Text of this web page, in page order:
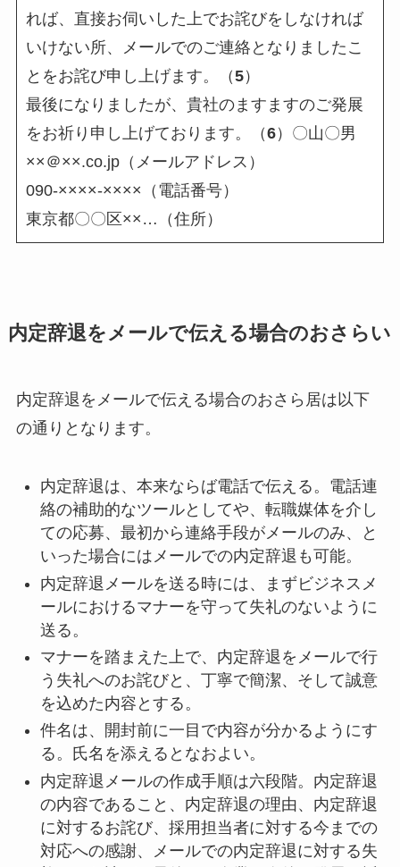
れば、直接お伺いした上でお詫びをしなければ
いけない所、メールでのご連絡となりましたこ
とをお詫び申し上げます。（5）
最後になりましたが、貴社のますますのご発展
をお祈り申し上げております。（6）〇山〇男
××＠××.co.jp（メールアドレス）
090-××××-××××（電話番号）
東京都〇〇区××…（住所）
内定辞退をメールで伝える場合のおさらい
内定辞退をメールで伝える場合のおさら居は以下
の通りとなります。
内定辞退は、本来ならば電話で伝える。電話連
絡の補助的なツールとしてや、転職媒体を介し
ての応募、最初から連絡手段がメールのみ、と
いった場合にはメールでの内定辞退も可能。
内定辞退メールを送る時には、まずビジネスメ
ールにおけるマナーを守って失礼のないように
送る。
マナーを踏まえた上で、内定辞退をメールで行
う失礼へのお詫びと、丁寧で簡潔、そして誠意
を込めた内容とする。
件名は、開封前に一目で内容が分かるようにす
る。氏名を添えるとなおよい。
内定辞退メールの作成手順は六段階。内定辞退
の内容であること、内定辞退の理由、内定辞退
に対するお詫び、採用担当者に対する今までの
対応への感謝、メールでの内定辞退に対する失